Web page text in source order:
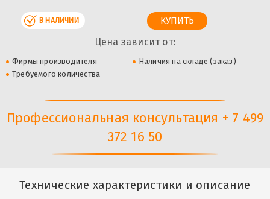
В НАЛИЧИИ
Цена зависит от:
Фирмы производителя
Наличия на складе (заказ)
Требуемого количества
Профессиональная консультация + 7 499
372 16 50
Технические характеристики и описание